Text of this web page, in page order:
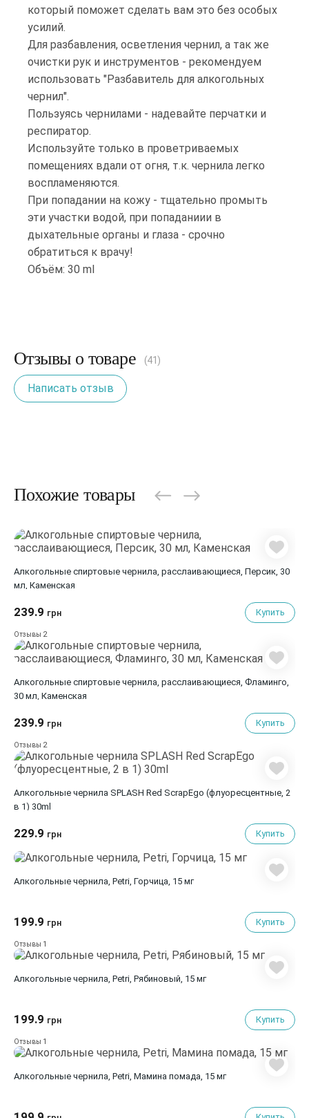
который поможет сделать вам это без особых
усилий.
Для разбавления, осветления чернил, а так же
очистки рук и инструментов - рекомендуем
использовать "Разбавитель для алкогольных
чернил".
Пользуясь чернилами - надевайте перчатки и
респиратор.
Используйте только в проветриваемых
помещениях вдали от огня, т.к. чернила легко
воспламеняются.
При попадании на кожу - тщательно промыть
эти участки водой, при попаданиии в
дыхательные органы и глаза - срочно
обратиться к врачу!
Объём: 30 ml
Отзывы о товаре (41)
Написать отзыв
Похожие товары
Алкогольные спиртовые чернила, расслаивающиеся, Персик, 30
мл, Каменская
239.9 грн Купить
Отзывы 2
Алкогольные спиртовые чернила, расслаивающиеся, Фламинго,
30 мл, Каменская
239.9 грн Купить
Отзывы 2
Алкогольные чернилa SPLASH Red ScrapEgo (флуоресцентные, 2
в 1) 30ml
229.9 грн Купить
Алкогольные чернила, Petri, Горчица, 15 мг
199.9 грн Купить
Отзывы 1
Алкогольные чернила, Petri, Рябиновый, 15 мг
199.9 грн Купить
Отзывы 1
Алкогольные чернила, Petri, Мамина помада, 15 мг